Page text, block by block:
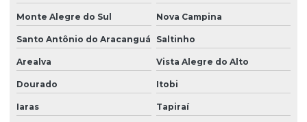
Monte Alegre do Sul Nova Campina
Santo Antônio do Aracanguá Saltinho
Arealva Vista Alegre do Alto
Dourado Itobi
Iaras Tapiraí